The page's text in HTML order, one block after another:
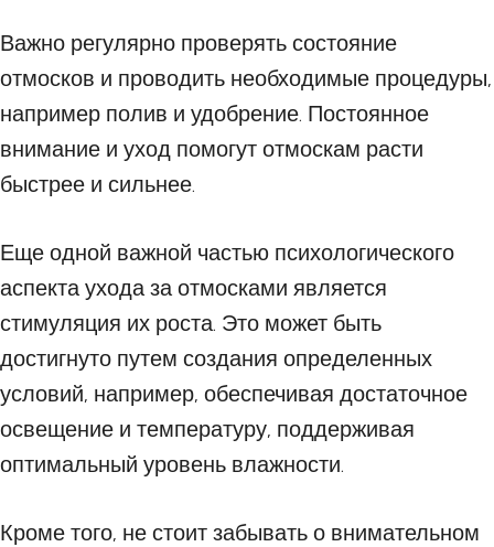
Важно регулярно проверять состояние
отмосков и проводить необходимые процедуры,
например полив и удобрение. Постоянное
внимание и уход помогут отмоскам расти
быстрее и сильнее.
Еще одной важной частью психологического
аспекта ухода за отмосками является
стимуляция их роста. Это может быть
достигнуто путем создания определенных
условий, например, обеспечивая достаточное
освещение и температуру, поддерживая
оптимальный уровень влажности.
Кроме того, не стоит забывать о внимательном